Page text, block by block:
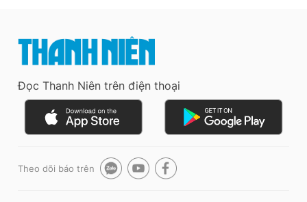
Đọc Thanh Niên trên điện thoại
Theo dõi báo trên